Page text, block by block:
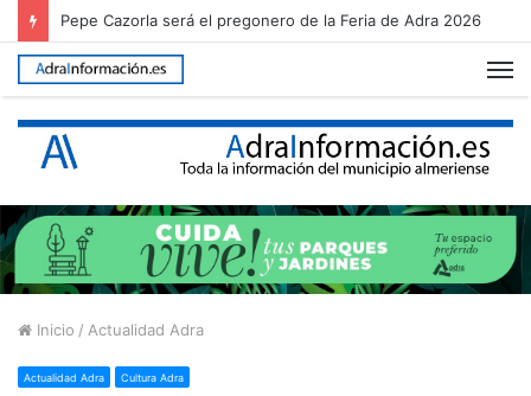
Pepe Cazorla será el pregonero de la Feria de Adra 2026
Inicio / Actualidad Adra
Actualidad Adra Cultura Adra